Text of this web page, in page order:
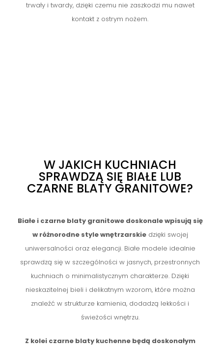
trwały i twardy, dzięki czemu nie zaszkodzi mu nawet
kontakt z ostrym nożem.
W JAKICH KUCHNIACH
SPRAWDZĄ SIĘ BIAŁE LUB
CZARNE BLATY GRANITOWE?
Białe i czarne blaty granitowe doskonale wpisują się
w różnorodne style wnętrzarskiedzięki swojej
uniwersalności oraz elegancji. Białe modele idealnie
sprawdzą się w szczególności w jasnych, przestronnych
kuchniach o minimalistycznym charakterze. Dzięki
nieskazitelnej bieli i delikatnym wzorom, które można
znaleźć w strukturze kamienia, dodadzą lekkości i
świeżości wnętrzu.
Z kolei czarne blaty kuchenne będą doskonałym